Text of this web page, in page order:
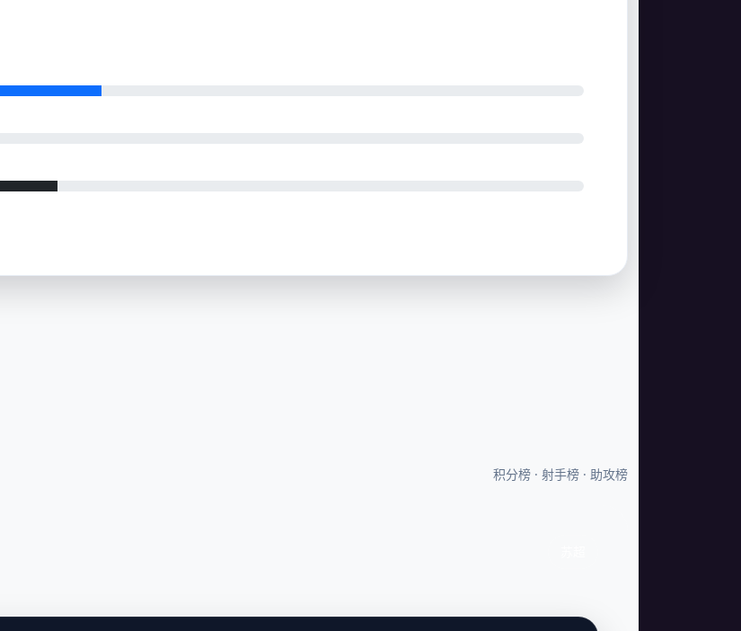
积分榜 · 射手榜 · 助攻榜